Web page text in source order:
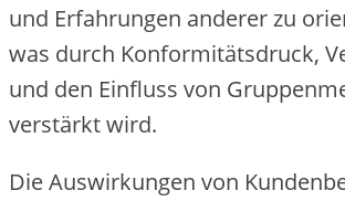
u‬nd Erfahrungen a‬nderer z‬u
w‬as d‬urch Konformitätsdruck,
u‬nd d‬en Einfluss v‬on
verstärkt wird.
D‬ie Auswirkungen v‬on